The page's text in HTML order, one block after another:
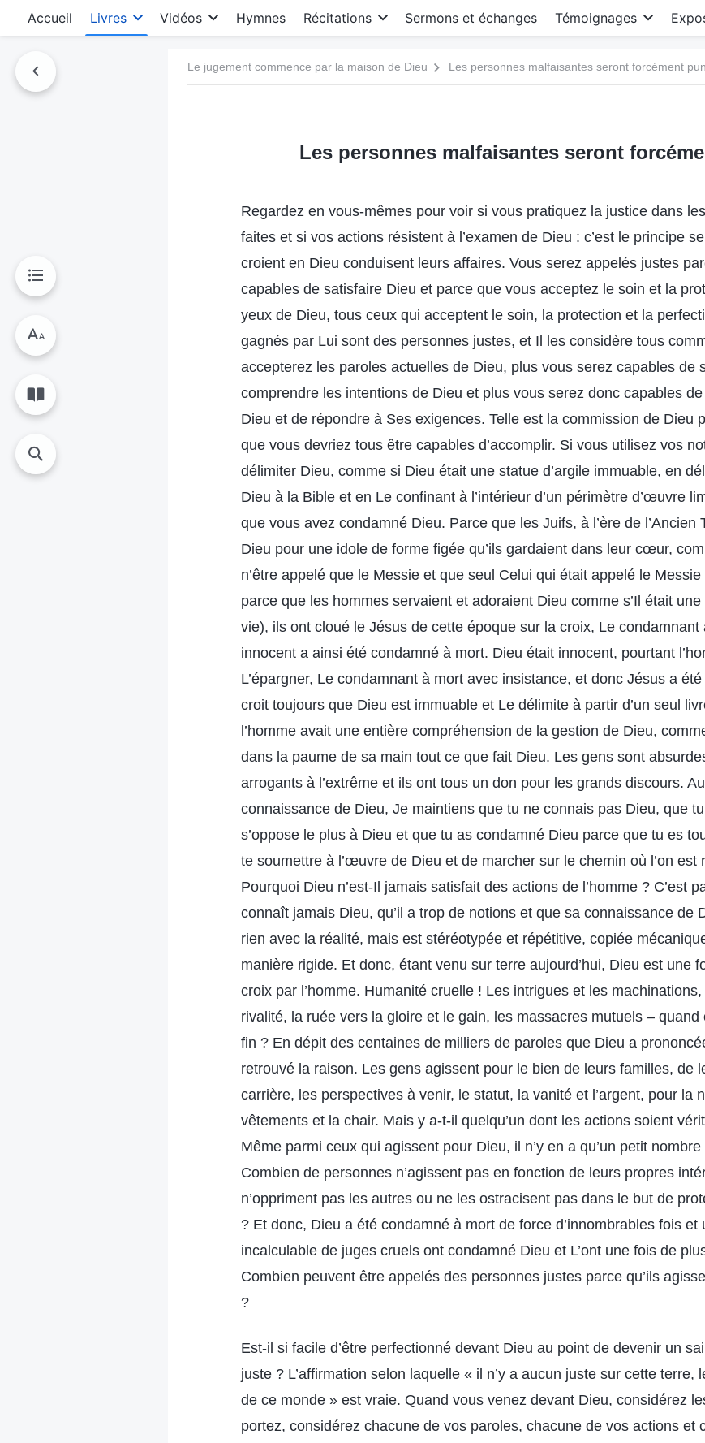
Accueil Livres Vidéos Hymnes Récitations Sermons et échanges Témoignages
Le jugement commence par la maison de Dieu Les personnes malfaisantes seront forcément
Les personnes malfaisantes seront
Regardez en vous-mêmes pour voir si vous pratiquez la justice dans
faites et si vos actions résistent à l’examen de Dieu : c’est le principe
croient en Dieu conduisent leurs affaires. Vous serez appelés justes
capables de satisfaire Dieu et parce que vous acceptez le soin et la
yeux de Dieu, tous ceux qui acceptent le soin, la protection et la
gagnés par Lui sont des personnes justes, et Il les considère tous
accepterez les paroles actuelles de Dieu, plus vous serez capables de
comprendre les intentions de Dieu et plus vous serez donc capables
Dieu et de répondre à Ses exigences. Telle est la commission de Dieu
que vous devriez tous être capables d’accomplir. Si vous utilisez vos
délimiter Dieu, comme si Dieu était une statue d’argile immuable, en
Dieu à la Bible et en Le confinant à l’intérieur d’un périmètre d’œuvre
que vous avez condamné Dieu. Parce que les Juifs, à l’ère de l’Ancien
Dieu pour une idole de forme figée qu’ils gardaient dans leur cœur,
n’être appelé que le Messie et que seul Celui qui était appelé le
parce que les hommes servaient et adoraient Dieu comme s’Il était une
vie), ils ont cloué le Jésus de cette époque sur la croix, Le condamnant
innocent a ainsi été condamné à mort. Dieu était innocent, pourtant
L’épargner, Le condamnant à mort avec insistance, et donc Jésus a été
croit toujours que Dieu est immuable et Le délimite à partir d’un seul
l’homme avait une entière compréhension de la gestion de Dieu,
dans la paume de sa main tout ce que fait Dieu. Les gens sont
arrogants à l’extrême et ils ont tous un don pour les grands discours.
connaissance de Dieu, Je maintiens que tu ne connais pas Dieu, que tu
s’oppose le plus à Dieu et que tu as condamné Dieu parce que tu es
te soumettre à l’œuvre de Dieu et de marcher sur le chemin où l’on est
Pourquoi Dieu n’est-Il jamais satisfait des actions de l’homme ? C’est
connaît jamais Dieu, qu’il a trop de notions et que sa connaissance de
rien avec la réalité, mais est stéréotypée et répétitive, copiée
manière rigide. Et donc, étant venu sur terre aujourd’hui, Dieu est une
croix par l’homme. Humanité cruelle ! Les intrigues et les
rivalité, la ruée vers la gloire et le gain, les massacres mutuels –
fin ? En dépit des centaines de milliers de paroles que Dieu a
retrouvé la raison. Les gens agissent pour le bien de leurs familles, de
carrière, les perspectives à venir, le statut, la vanité et l’argent, pour la
vêtements et la chair. Mais y a-t-il quelqu’un dont les actions soient
Même parmi ceux qui agissent pour Dieu, il n’y en a qu’un petit
Combien de personnes n’agissent pas en fonction de leurs propres
n’oppriment pas les autres ou ne les ostracisent pas dans le but de
? Et donc, Dieu a été condamné à mort de force d’innombrables fois et
incalculable de juges cruels ont condamné Dieu et L’ont une fois de
Combien peuvent être appelés des personnes justes parce qu’ils
?
Est-il si facile d’être perfectionné devant Dieu au point de devenir un
juste ? L’affirmation selon laquelle « il n’y a aucun juste sur cette terre,
de ce monde » est vraie. Quand vous venez devant Dieu, considérez
portez, considérez chacune de vos paroles, chacune de vos actions et